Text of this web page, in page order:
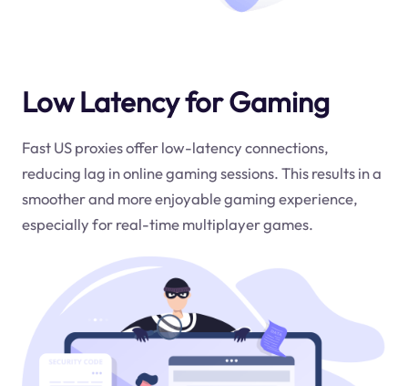
Low Latency for Gaming
Fast US proxies offer low-latency connections,
reducing lag in online gaming sessions. This results in a
smoother and more enjoyable gaming experience,
especially for real-time multiplayer games.